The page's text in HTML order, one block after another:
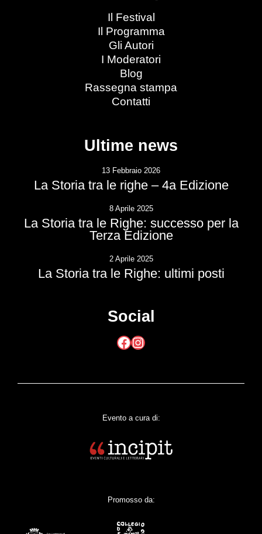
Il Festival
Il Programma
Gli Autori
I Moderatori
Blog
Rassegna stampa
Contatti
Ultime news
13 Febbraio 2026
La Storia tra le righe – 4a Edizione
8 Aprile 2025
La Storia tra le Righe: successo per la
Terza Edizione
2 Aprile 2025
La Storia tra le Righe: ultimi posti
Social
Facebook Instagram
Evento a cura di:
Promosso da: